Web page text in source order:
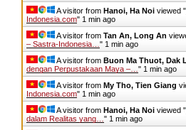
A visitor from Hanoi, Ha Noi viewed "
Indonesia.com" 1 min ago
A visitor from Tan An, Long An
– Sastra-Indonesia… " 1 min ago
A visitor from Buon Ma Thuot, Dak
dengan Perpustakaan Maya –… " 1 min ago
A visitor from My Tho, Tien Giang
Indonesia.com" 1 min ago
A visitor from Hanoi, Ha Noi viewed "
dalam Realitas yang… " 1 min ago